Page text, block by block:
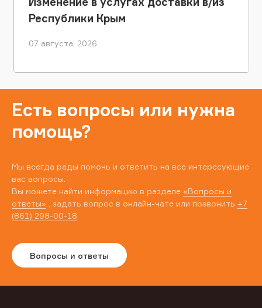
Республики Крым
07 августа, 2026
Есть вопросы или нужна
помощь?
Мы всегда рады помочь и ответить на все интересующие
вас вопросы.
Вы можете найти информацию в разделе «Вопросы и
ответы» , задать вопрос в онлайн-чате или позвонить +7
(861) 298-00-18
Вопросы и ответы